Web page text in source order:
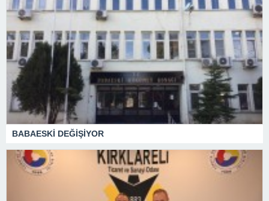
BABAESKİ DEĞİŞİYOR